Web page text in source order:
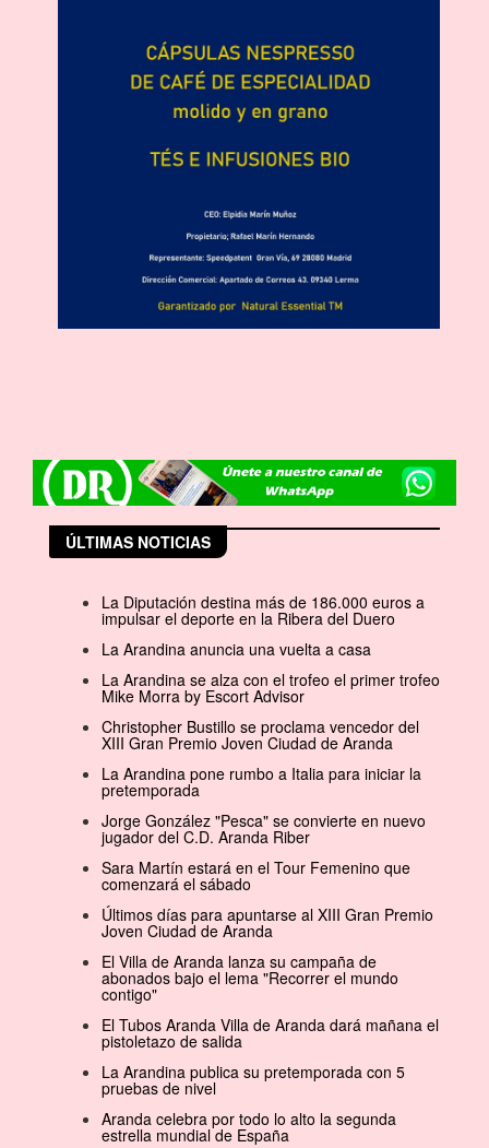
ÚLTIMAS NOTICIAS
La Diputación destina más de 186.000 euros a
impulsar el deporte en la Ribera del Duero
La Arandina anuncia una vuelta a casa
La Arandina se alza con el trofeo el primer trofeo
Mike Morra by Escort Advisor
Christopher Bustillo se proclama vencedor del
XIII Gran Premio Joven Ciudad de Aranda
La Arandina pone rumbo a Italia para iniciar la
pretemporada
Jorge González "Pesca" se convierte en nuevo
jugador del C.D. Aranda Riber
Sara Martín estará en el Tour Femenino que
comenzará el sábado
Últimos días para apuntarse al XIII Gran Premio
Joven Ciudad de Aranda
El Villa de Aranda lanza su campaña de
abonados bajo el lema "Recorrer el mundo
contigo"
El Tubos Aranda Villa de Aranda dará mañana el
pistoletazo de salida
La Arandina publica su pretemporada con 5
pruebas de nivel
Aranda celebra por todo lo alto la segunda
estrella mundial de España